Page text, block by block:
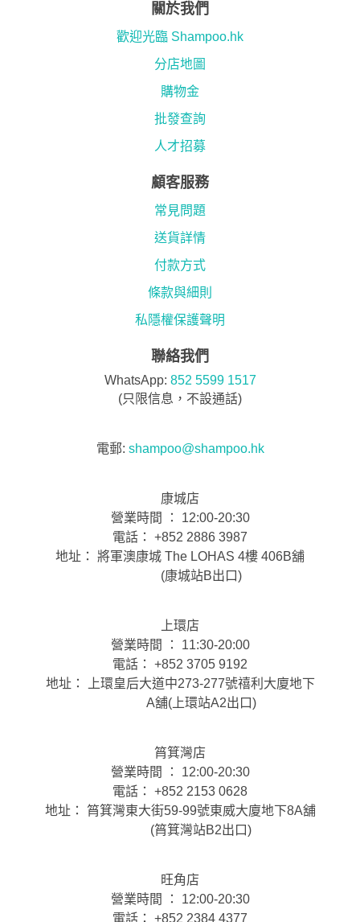
關於我們
歡迎光臨 Shampoo.hk
分店地圖
購物金
批發查詢
人才招募
顧客服務
常見問題
送貨詳情
付款方式
條款與細則
私隱權保護聲明
聯絡我們
WhatsApp: 852 5599 1517
(只限信息，不設通話)
電郵: shampoo@shampoo.hk
康城店
營業時間 ： 12:00-20:30
電話： +852 2886 3987
地址： 將軍澳康城 The LOHAS 4樓 406B舖
(康城站B出口)
上環店
營業時間 ： 11:30-20:00
電話： +852 3705 9192
地址： 上環皇后大道中273-277號禧利大廈地下
A舖(上環站A2出口)
筲箕灣店
營業時間 ： 12:00-20:30
電話： +852 2153 0628
地址： 筲箕灣東大街59-99號東威大廈地下8A舖
(筲箕灣站B2出口)
旺角店
營業時間 ： 12:00-20:30
電話： +852 2384 4377